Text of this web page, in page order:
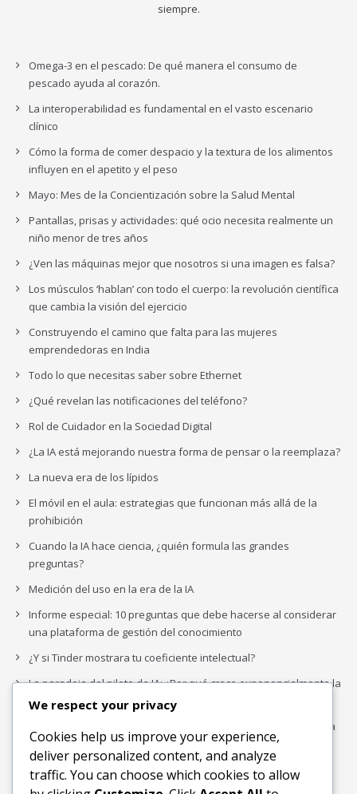
siempre.
Omega-3 en el pescado: De qué manera el consumo de
pescado ayuda al corazón.
La interoperabilidad es fundamental en el vasto escenario
clínico
Cómo la forma de comer despacio y la textura de los alimentos
influyen en el apetito y el peso
Mayo: Mes de la Concientización sobre la Salud Mental
Pantallas, prisas y actividades: qué ocio necesita realmente un
niño menor de tres años
¿Ven las máquinas mejor que nosotros si una imagen es falsa?
Los músculos ‘hablan’ con todo el cuerpo: la revolución científica
que cambia la visión del ejercicio
Construyendo el camino que falta para las mujeres
emprendedoras en India
Todo lo que necesitas saber sobre Ethernet
¿Qué revelan las notificaciones del teléfono?
Rol de Cuidador en la Sociedad Digital
¿La IA está mejorando nuestra forma de pensar o la reemplaza?
La nueva era de los lípidos
El móvil en el aula: estrategias que funcionan más allá de la
prohibición
Cuando la IA hace ciencia, ¿quién formula las grandes
preguntas?
Medición del uso en la era de la IA
Informe especial: 10 preguntas que debe hacerse al considerar
una plataforma de gestión del conocimiento
¿Y si Tinder mostrara tu coeficiente intelectual?
La paradoja del piloto de IA: ¿Por qué crece exponencialmente la
complejidad de la IA empresarial?
Los organigramas de marketing se crearon para los canales. La
IA acaba de dejarlos obsoletos.
We respect your privacy
Cookies help us improve your experience,
deliver personalized content, and analyze
traffic. You can choose which cookies to allow